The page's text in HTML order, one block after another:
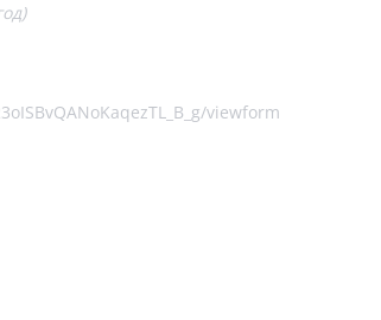
viewform